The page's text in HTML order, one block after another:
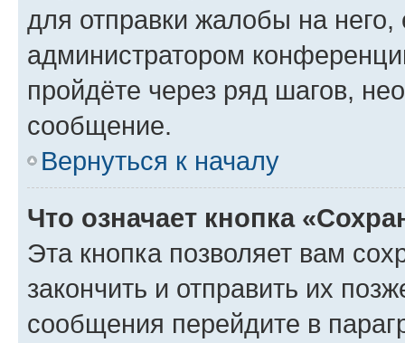
для отправки жалобы на
администратором
пройдёте через ряд шагов,
сообщение.
Вернуться к началу
Что означает кнопка
Эта кнопка позволяет вам
закончить и отправить их
сообщения перейдите в